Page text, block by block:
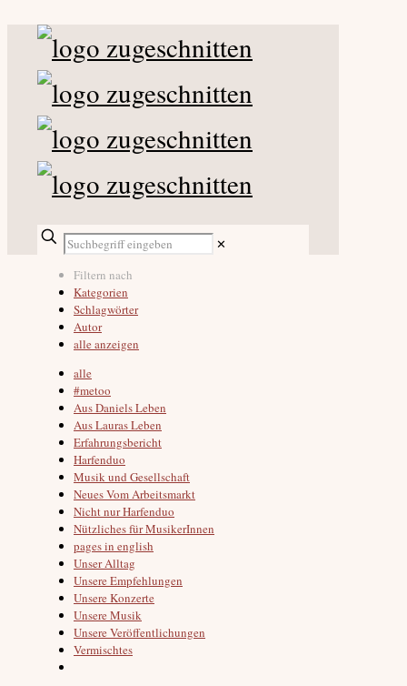
✕
Filtern nach
Kategorien
Schlagwörter
Autor
alle anzeigen
alle
#metoo
Aus Daniels Leben
Aus Lauras Leben
Erfahrungsbericht
Harfenduo
Musik und Gesellschaft
Neues Vom Arbeitsmarkt
Nicht nur Harfenduo
Nützliches für MusikerInnen
pages in english
Unser Alltag
Unsere Empfehlungen
Unsere Konzerte
Unsere Musik
Unsere Veröffentlichungen
Vermischtes